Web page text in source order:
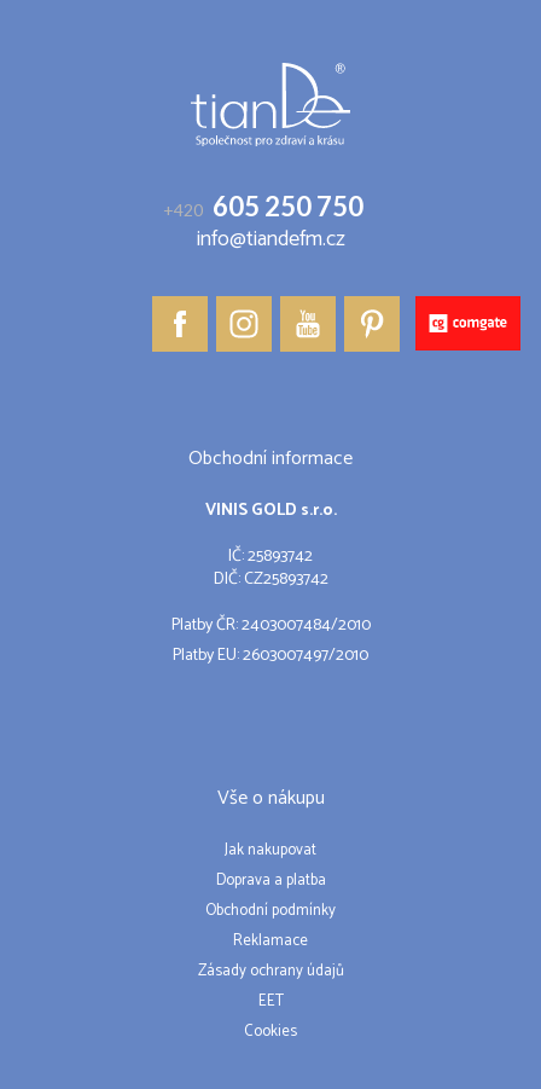
+420 605 250 750
info@tiandefm.cz
Obchodní informace
VINIS GOLD s.r.o.
IČ: 25893742
DIČ: CZ25893742
Platby ČR: 2403007484/2010
Platby EU: 2603007497/2010
Vše o nákupu
Jak nakupovat
Doprava a platba
Obchodní podmínky
Reklamace
Zásady ochrany údajů
EET
Cookies